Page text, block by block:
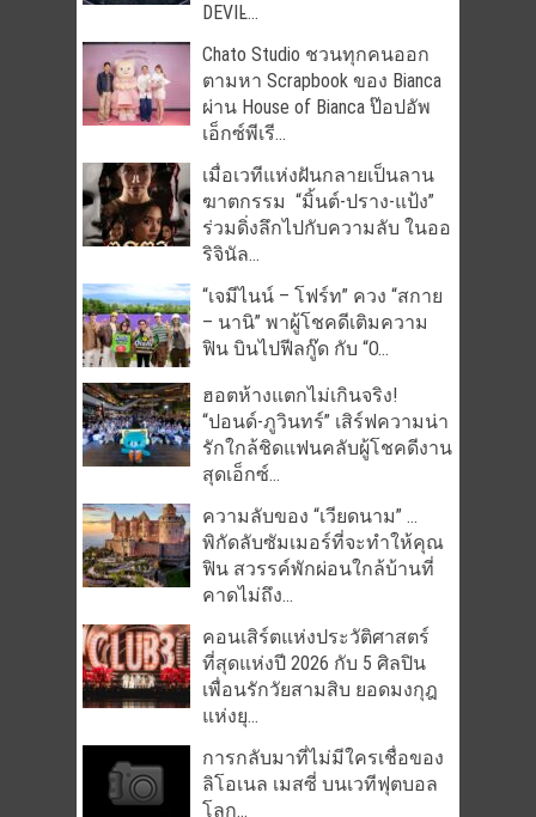
DEVIL̵...
Chato Studio ชวนทุกคนออก
ตามหา Scrapbook ของ Bianca
ผ่าน House of Bianca ป๊อปอัพ
เอ็กซ์พีเรี...
เมื่อเวทีแห่งฝันกลายเป็นลาน
ฆาตกรรม “มิ้นต์-ปราง-แป้ง”
ร่วมดิ่งลึกไปกับความลับ ในออ
ริจินัล...
“เจมีไนน์ – โฟร์ท” ควง “สกาย
– นานิ” พาผู้โชคดีเติมความ
ฟิน บินไปฟีลกู๊ด กับ “O...
ฮอตห้างแตกไม่เกินจริง!
“ปอนด์-ภูวินทร์” เสิร์ฟความน่า
รักใกล้ชิดแฟนคลับผู้โชคดีงาน
สุดเอ็กซ์...
ความลับของ “เวียดนาม” …
พิกัดลับซัมเมอร์ที่จะทำให้คุณ
ฟิน สวรรค์พักผ่อนใกล้บ้านที่
คาดไม่ถึง...
คอนเสิร์ตแห่งประวัติศาสตร์
ที่สุดแห่งปี 2026 กับ 5 ศิลปิน
เพื่อนรักวัยสามสิบ ยอดมงกุฎ
แห่งยุ...
การกลับมาที่ไม่มีใครเชื่อของ
ลิโอเนล เมสซี่ บนเวทีฟุตบอล
โลก...